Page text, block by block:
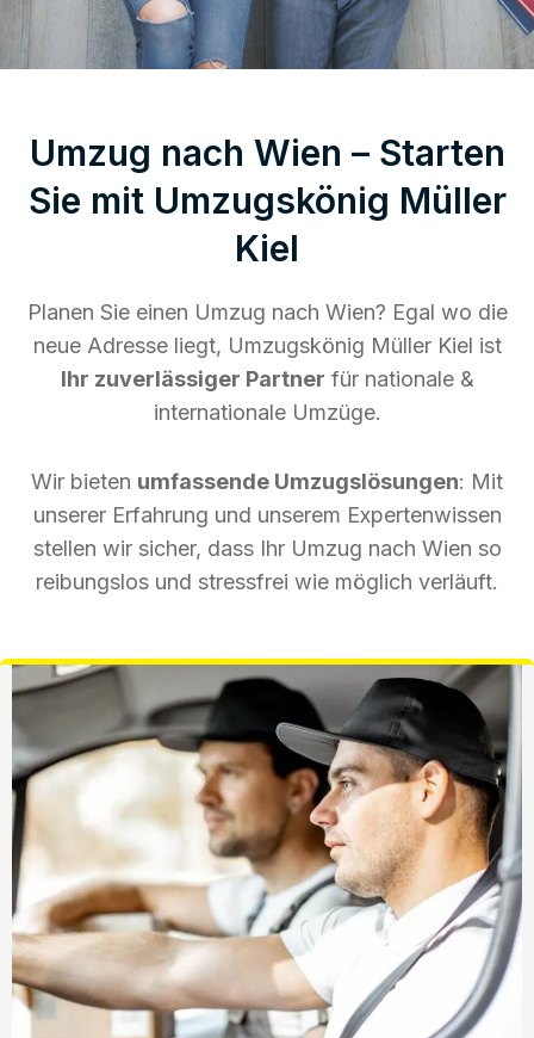
Umzug nach Wien – Starten
Sie mit Umzugskönig Müller
Kiel
Planen Sie einen Umzug nach Wien? Egal wo die
neue Adresse liegt, Umzugskönig Müller Kiel ist
Ihr zuverlässiger Partner für nationale &
internationale Umzüge.
Wir bieten umfassende Umzugslösungen: Mit
unserer Erfahrung und unserem Expertenwissen
stellen wir sicher, dass Ihr Umzug nach Wien so
reibungslos und stressfrei wie möglich verläuft.